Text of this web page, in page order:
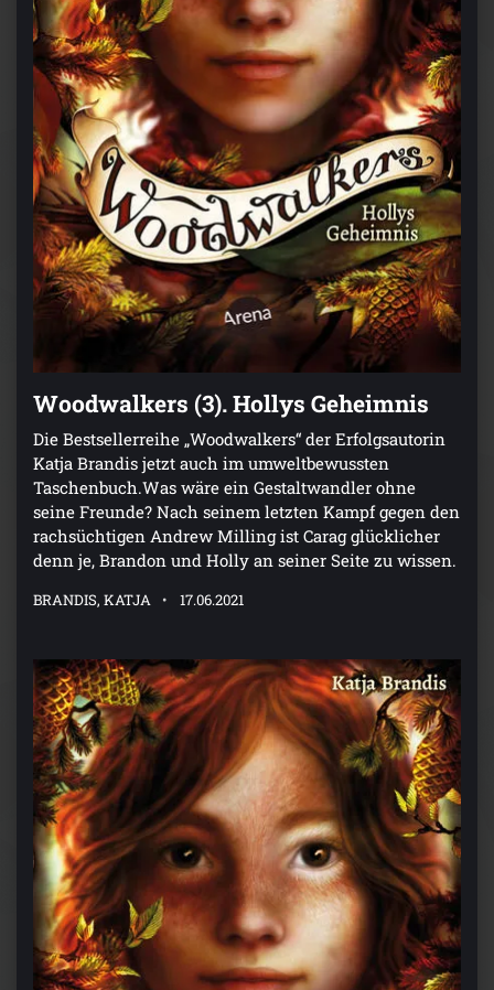
Woodwalkers (3). Hollys Geheimnis
Die Bestsellerreihe „Woodwalkers“ der Erfolgsautorin
Katja Brandis jetzt auch im umweltbewussten
Taschenbuch.Was wäre ein Gestaltwandler ohne
seine Freunde? Nach seinem letzten Kampf gegen den
rachsüchtigen Andrew Milling ist Carag glücklicher
denn je, Brandon und Holly an seiner Seite zu wissen.
BRANDIS, KATJA 17.06.2021